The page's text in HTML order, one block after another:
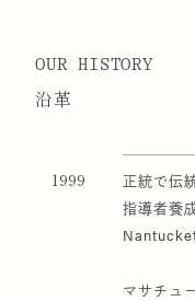
OUR HISTORY
沿革
1999
正統で伝
指導者養
マサチュ